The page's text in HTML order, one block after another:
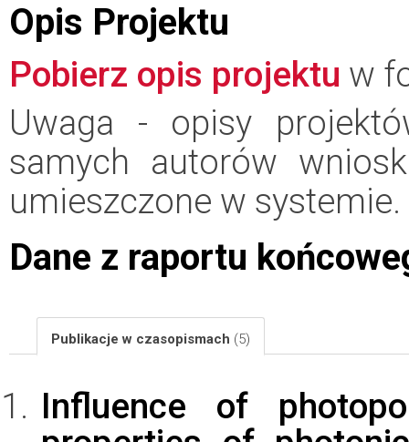
Opis Projektu
Pobierz opis projektu w
Uwaga - opisy
samych autorów
umieszczone w systemie.
Dane z raportu
Publikacje w czasopismach (5)
Influence of